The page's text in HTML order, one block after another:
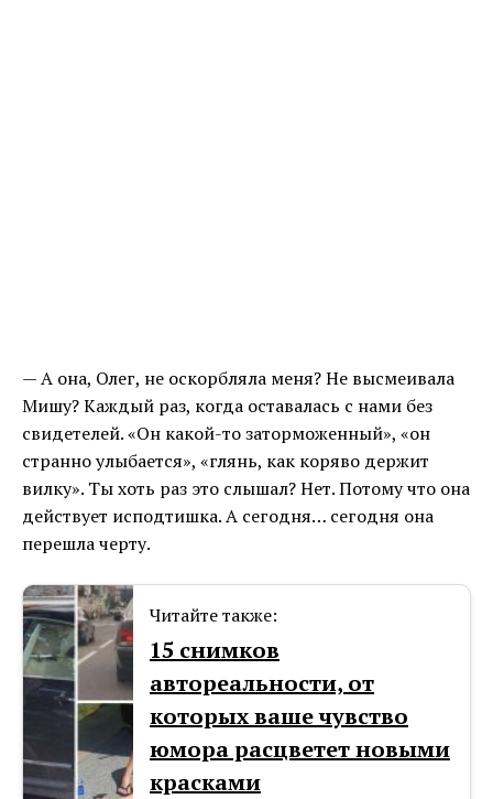
— А она, Олег, не оскорбляла меня? Не высмеивала
Мишу? Каждый раз, когда оставалась с нами без
свидетелей. «Он какой-то заторможенный», «он
странно улыбается», «глянь, как коряво держит
вилку». Ты хоть раз это слышал? Нет. Потому что она
действует исподтишка. А сегодня… сегодня она
перешла черту.
Читайте также:
15 снимков
автореальности, от
которых ваше чувство
юмора расцветет новыми
красками